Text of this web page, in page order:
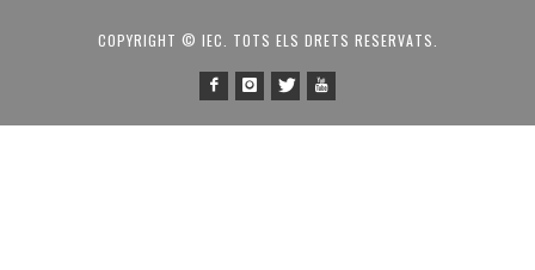
COPYRIGHT © IEC. TOTS ELS DRETS RESERVATS.